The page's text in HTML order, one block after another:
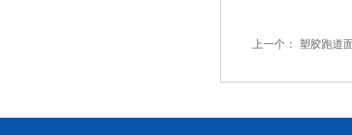
上一个： 塑胶跑道